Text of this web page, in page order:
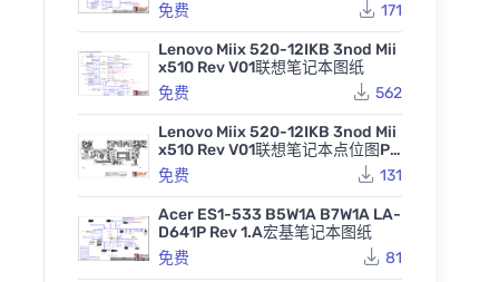
免费
171
Lenovo Miix 520-12IKB 3nod Mii
x510 Rev V01联想笔记本图纸
免费
562
Lenovo Miix 520-12IKB 3nod Mii
x510 Rev V01联想笔记本点位图PD
F
免费 131
Acer ES1-533 B5W1A B7W1A LA-
D641P Rev 1.A宏基笔记本图纸
免费
81